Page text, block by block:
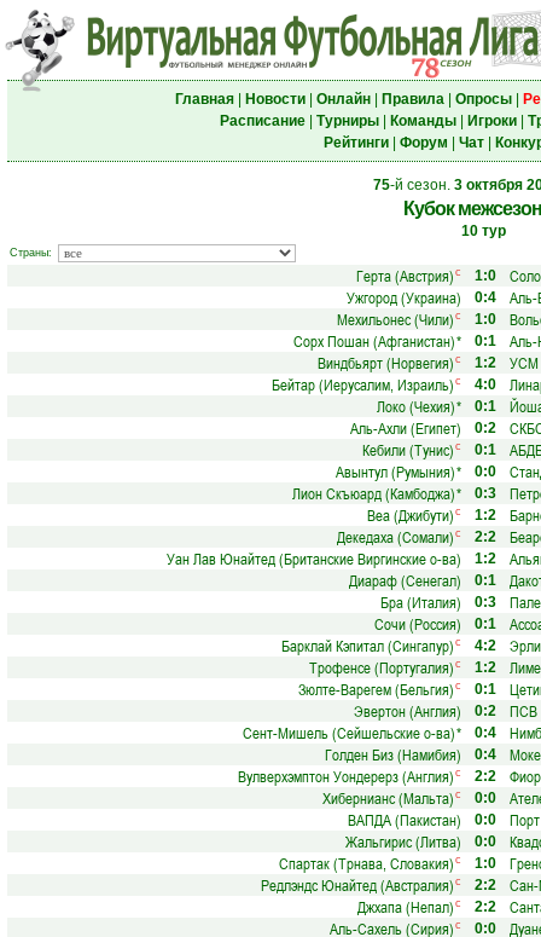
Главная| Новости| Онлайн| Правила| Опросы|
Расписание| Турниры| Команды| Игроки|
Рейтинги| Форум Чат|
75-й сезон. 3 октября
Кубок
10 тур
Страны:
Герта (Австрия) с 1:0
Ужгород (Украина)
0:4
Аль-
Мехильонес (Чили) с 1:0
Сорх Пошан (Афганистан)* 0:1
Аль-
Виндбьярт (Норвегия) с 1:2
УСМ
Бейтар (Иерусалим, Израиль) с 4:0
Локо (Чехия)* 0:1
Аль-Ахли (Египет)
0:2
Кебили (Тунис) с 0:1
Авынтул (Румыния)* 0:0
Лион Скъюард (Камбоджа)* 0:3
Веа (Джибути) с 1:2
Декедаха (Сомали) с 2:2
Уан Лав Юнайтед (Британские Виргинские о-ва)
1:2
Диараф (Сенегал)
0:1
Бра (Италия)
0:3
Сочи (Россия)
0:1
Барклай Кэпитал (Сингапур) с 4:2
Трофенсе (Португалия) с 1:2
Зюлте-Варегем (Бельгия) с 0:1
Эвертон (Англия)
0:2
ПСВ
Сент-Мишель (Сейшельские о-ва)* 0:4
Голден Биз (Намибия)
0:4
Вулверхэмптон Уондерерз (Англия) с 2:2
Хибернианс (Мальта) с 0:0
ВАПДА (Пакистан)
0:0
Жальгирис (Литва)
0:0
Спартак (Трнава, Словакия) с 1:0
Редлэндс Юнайтед (Австралия) с 2:2
Джхапа (Непал) с 2:2
Аль-Сахель (Сирия) с 0:0